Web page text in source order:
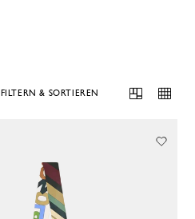
FILTERN & SORTIEREN